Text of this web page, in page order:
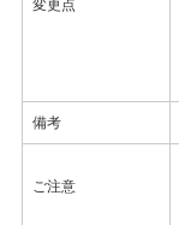
変更点
備考
ご注意